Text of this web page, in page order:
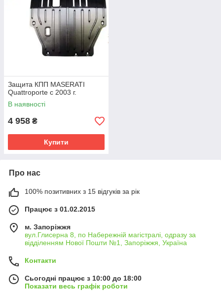
уже оценили тысячи автолюбителей по Украине, странам
СНГ и Прибалтике.
Защита КПП MASERATI
Quattroporte c 2003 г.
В наявності
4 958 ₴
Купити
Про нас
100% позитивних з 15 відгуків за рік
Працює з 01.02.2015
м. Запоріжжя
вул.Глисерна 8, по Набережній магістралі, одразу за
відділенням Нової Пошти №1, Запоріжжя, Україна
Контакти
Сьогодні працює з 10:00 до 18:00
Показати весь графік роботи